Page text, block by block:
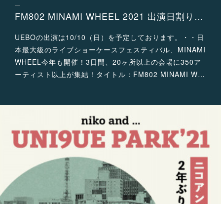
FM802 MINAMI WHEEL 2021 出演日割り発表！
UEBOの出演は10/10（日）を予定しております。・・日
本最大級のライブショーケースフェスティバル、MINAMI
WHEEL今年も開催！3日間、20ヶ所以上の会場に350ア
ーティスト以上が集結！タイトル：FM802 MINAMI W…